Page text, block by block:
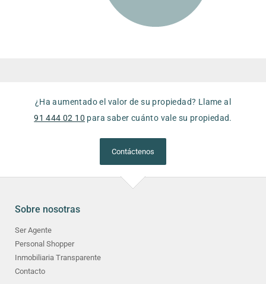
¿Ha aumentado el valor de su propiedad? Llame al
91 444 02 10 para saber cuánto vale su propiedad.
Contáctenos
Sobre nosotras
Ser Agente
Personal Shopper
Inmobiliaria Transparente
Contacto